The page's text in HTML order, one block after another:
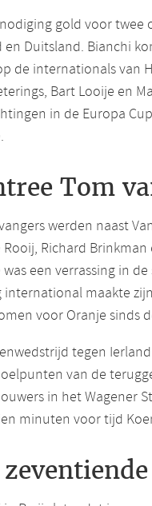
gold voor twee
en Duitsland. Bianchi
de internationals van
Bart Looije en
in de Europa
Tom
werden naast
Rooij, Richard
een verrassing in
international maakte
voor Oranje sinds
tegen
van de
in het Wagener
minuten voor tijd